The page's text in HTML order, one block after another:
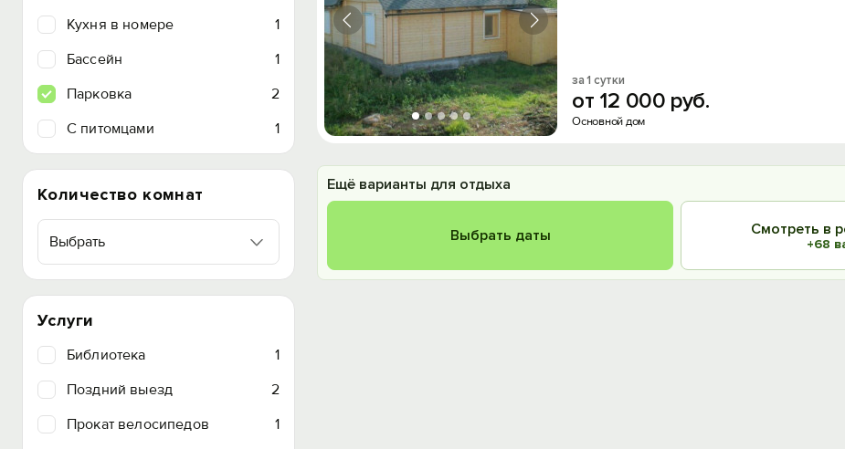
Кухня в номере
1
Бассейн
1
Парковка
2
C питомцами
1
Количество комнат
Выбрать
Услуги
Библиотека
1
Поздний выезд
2
Прокат велосипедов
1
за 1 сутки
от 12 000 руб.
Основной дом
Ещё варианты для отдыха
Выбрать даты Смотреть в
+68